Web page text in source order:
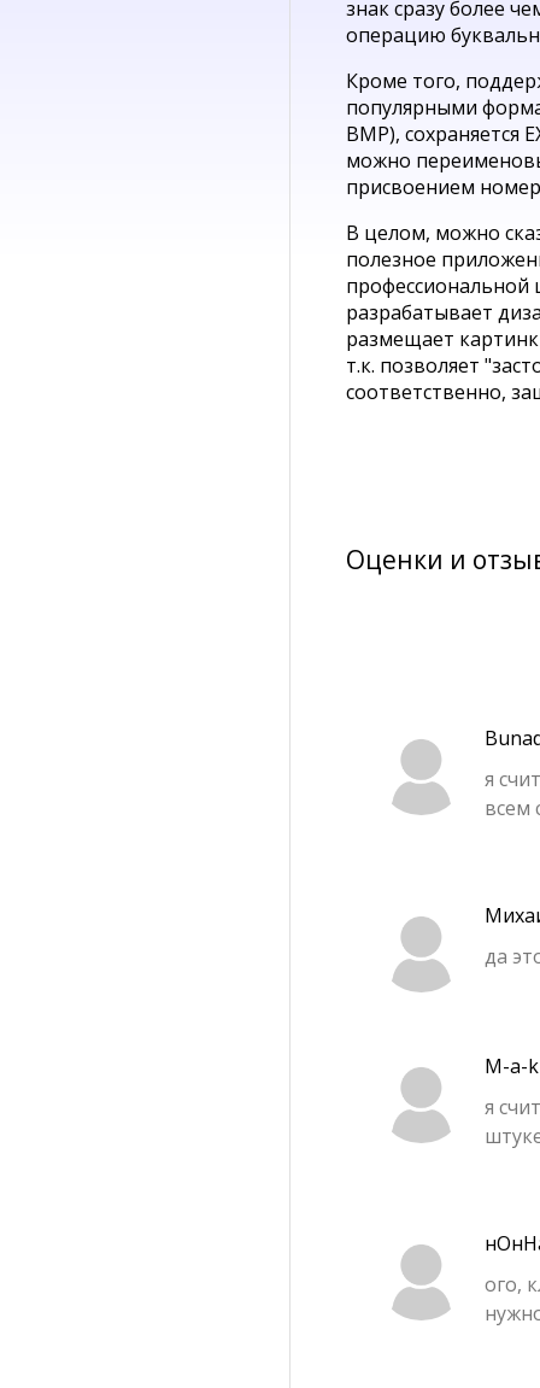
знак сразу более
операцию
Кроме того,
популярными
BMP), сохраняется
можно
присвоением
В целом, можно
полезное
разрабатывает
размещает
т.к. позволяет
соответственно,
Оценки и
я
всем
да
M-a-
я
ого,